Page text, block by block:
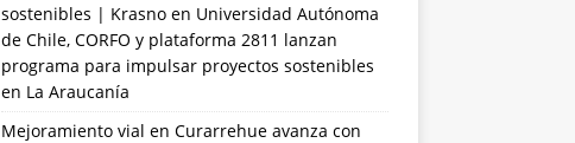
sostenibles | Krasnoen Universidad Autónoma
de Chile, CORFO y plataforma 2811 lanzan
programa para impulsar proyectos sostenibles
en La Araucanía
Mejoramiento vial en Curarrehue avanza con